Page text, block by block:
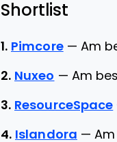
Shortlist
1. Pimcore — Am
2. Nuxeo — Am
3. ResourceSpace
4. Islandora —